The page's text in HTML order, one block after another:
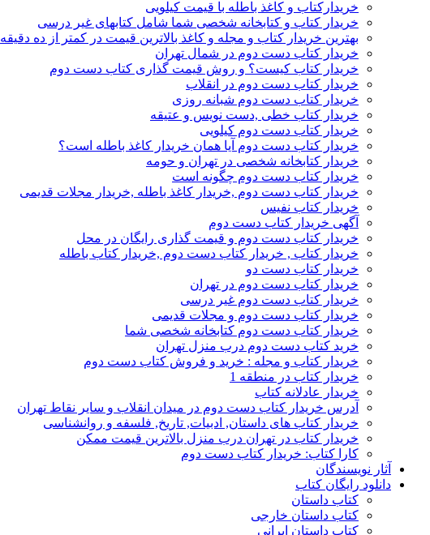
خریدارکتاب و کاغذ باطله با قیمت کیلویی
خریدار کتاب و کتابخانه شخصی شما شامل کتابهای غیر درسی
بهترین خریدار کتاب و مجله و کاغذ بالاترین قیمت در کمتر از ده دقیقه
خریدار کتاب دست دوم در شمال تهران
خریدار کتاب کیست؟ و روش قیمت گذاری کتاب دست دوم
خریدار کتاب دست دوم در انقلاب
خریدار کتاب دست دوم شبانه روزی
خریدار کتاب خطی ,دست نویس و عتیقه
خریدار کتاب دست دوم کیلویی
خریدار کتاب دست دوم آیا همان خریدار کاغذ باطله است؟
خریدار کتابخانه شخصی در تهران و حومه
خریدار کتاب دست دوم چگونه است
خریدار کتاب دست دوم ,خریدار کاغذ باطله ,خریدار مجلات قدیمی
خریدار کتاب نفیس
آگهی خریدار کتاب دست دوم
خریدار کتاب دست دوم و قیمت گذاری رایگان در محل
خریدار کتاب , خریدار کتاب دست دوم ,خریدار کتاب باطله
خریدار کتاب دست دو
خریدار کتاب دست دوم در تهران
خریدار کتاب دست دوم غیر درسی
خریدار کتاب دست دوم و مجلات قدیمی
خریدار کتاب دست دوم کتابخانه شخصی شما
خرید کتاب دست دوم درب منزل تهران
خریدار کتاب و مجله : خرید و فروش کتاب دست دوم
خریدار کتاب در منطقه 1
خریدار عادلانه کتاب
آدرس خریدار کتاب دست دوم در میدان انقلاب و سایر نقاط تهران
خریدار کتاب های داستان, ادبیات, تاریخ, فلسفه و روانشناسی
خریدار کتاب در تهران درب منزل بالاترین قیمت ممکن
کارا کتاب: خریدار کتاب دست دوم
آثار نویسندگان
دانلود رایگان کتاب
کتاب داستان
کتاب داستان خارجی
کتاب داستان ایرانی